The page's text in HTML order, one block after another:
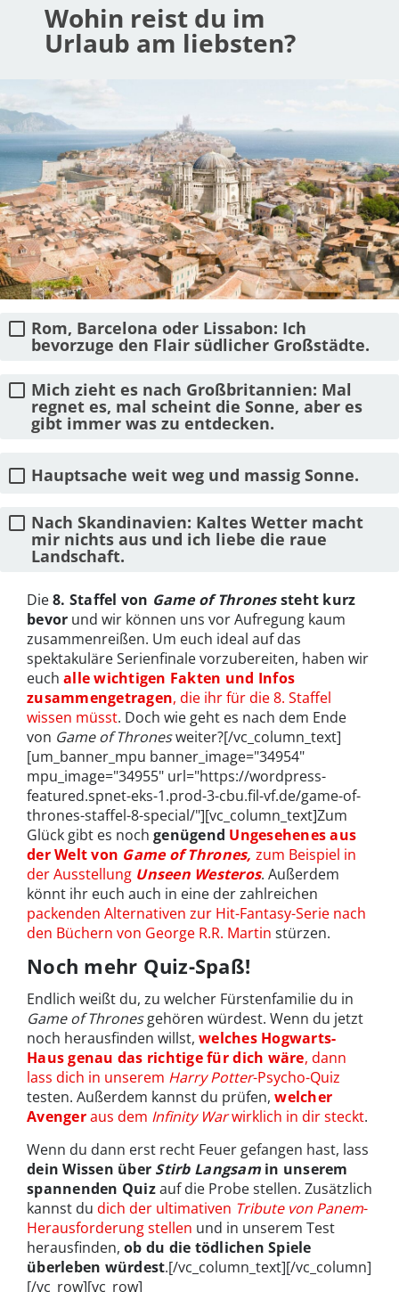
Wohin reist du im
Urlaub am liebsten?
Rom, Barcelona oder Lissabon: Ich
bevorzuge den Flair südlicher Großstädte.
Mich zieht es nach Großbritannien: Mal
regnet es, mal scheint die Sonne, aber es
gibt immer was zu entdecken.
Hauptsache weit weg und massig Sonne.
Nach Skandinavien: Kaltes Wetter macht
mir nichts aus und ich liebe die raue
Landschaft.
Die8. Staffel von Game of Thronessteht kurz
bevor und wir können uns vor Aufregung kaum
zusammenreißen. Um euch ideal auf das
spektakuläre Serienfinale vorzubereiten, haben wir
euch alle wichtigen Fakten und Infos
zusammengetragen, die ihr für die 8. Staffel
wissen müsst. Doch wie geht es nach dem Ende
von Game of Thronesweiter?[/vc_column_text]
[um_banner_mpu banner_image="34954"
mpu_image="34955" url="https://wordpress-
featured.spnet-eks-1.prod-3-cbu.fil-vf.de/game-of-
thrones-staffel-8-special/"][vc_column_text]Zum
Glück gibt es noch genügend Ungesehenes aus
der Welt von Game of Thrones, zum Beispiel in
der Ausstellung Unseen Westeros. Außerdem
könnt ihr euch auch in eine der zahlreichen
packenden Alternativen zur Hit-Fantasy-Serie nach
den Büchern von George R.R. Martin stürzen.
Noch mehr Quiz-Spaß!
Endlich weißt du, zu welcher Fürstenfamilie du in
Game of Thronesgehören würdest. Wenn du jetzt
noch herausfinden willst, welches Hogwarts-
Haus genau das richtige für dich wäre, dann
lass dich in unserem Harry Potter-Psycho-Quiz
testen. Außerdem kannst du prüfen, welcher
Avengeraus dem Infinity Warwirklich in dir steckt.
Wenn du dann erst recht Feuer gefangen hast, lass
dein Wissen über Stirb Langsamin unserem
spannenden Quizauf die Probe stellen. Zusätzlich
kannst du dich der ultimativen Tribute von Panem-
Herausforderung stellen und in unserem Test
herausfinden, ob du die tödlichen Spiele
überleben würdest.[/vc_column_text][/vc_column]
[/vc_row][vc_row]